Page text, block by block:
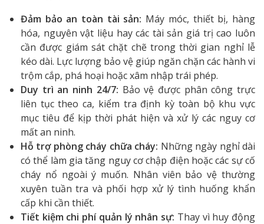
Đảm bảo an toàn tài sản: Máy móc, thiết bị, hàng
hóa, nguyên vật liệu hay các tài sản giá trị cao luôn
cần được giám sát chặt chẽ trong thời gian nghỉ lễ
kéo dài. Lực lượng bảo vệ giúp ngăn chặn các hành vi
trộm cắp, phá hoại hoặc xâm nhập trái phép.
Duy trì an ninh 24/7: Bảo vệ được phân công trực
liên tục theo ca, kiểm tra định kỳ toàn bộ khu vực
mục tiêu để kịp thời phát hiện và xử lý các nguy cơ
mất an ninh.
Hỗ trợ phòng cháy chữa cháy: Những ngày nghỉ dài
có thể làm gia tăng nguy cơ chập điện hoặc các sự cố
cháy nổ ngoài ý muốn. Nhân viên bảo vệ thường
xuyên tuần tra và phối hợp xử lý tình huống khẩn
cấp khi cần thiết.
Tiết kiệm chi phí quản lý nhân sự: Thay vì huy động